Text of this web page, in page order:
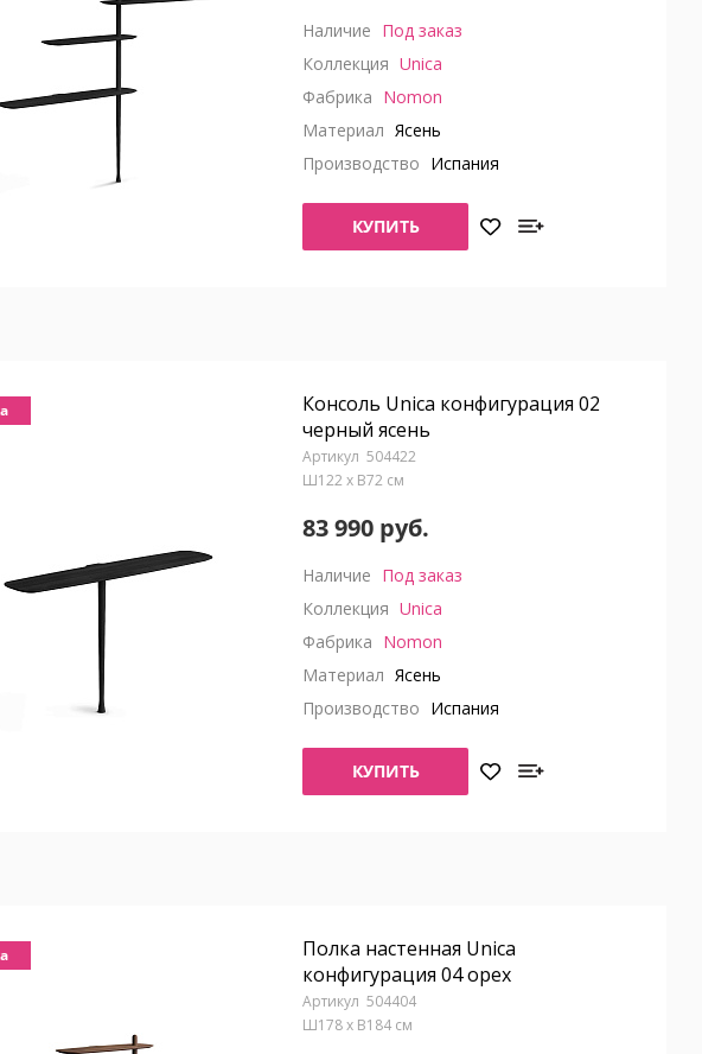
Наличие Под заказ
Коллекция Unica
Фабрика Nomon
Материал Ясень
Производство Испания
КУПИТЬ
Консоль Unica конфигурация 02
черный ясень
504422
Ш122 x В72 см
83 990 руб.
Наличие Под заказ
Коллекция Unica
Фабрика Nomon
Материал Ясень
Производство Испания
КУПИТЬ
Полка настенная Unica
конфигурация 04 орех
504404
Ш178 x В184 см